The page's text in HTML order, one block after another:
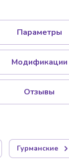
Параметры
Модификации
Отзывы
Гурманские